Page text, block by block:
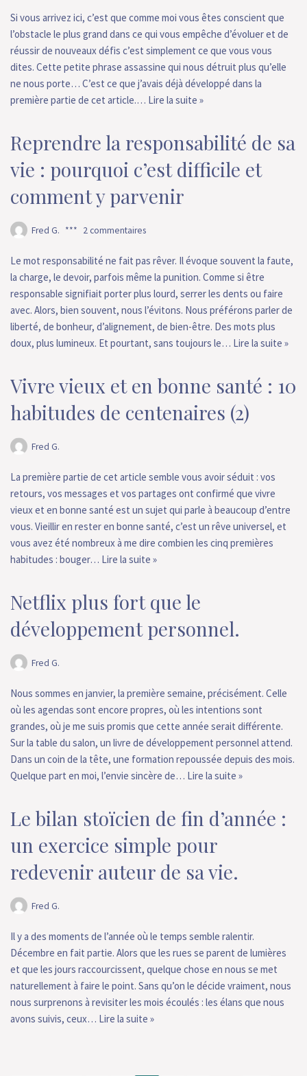
Si vous arrivez ici, c’est que comme moi vous êtes conscient que
l’obstacle le plus grand dans ce qui vous empêche d’évoluer et de
réussir de nouveaux défis c’est simplement ce que vous vous
dites. Cette petite phrase assassine qui nous détruit plus qu’elle
ne nous porte… C’est ce que j’avais déjà développé dans la
première partie de cet article.… Lire la suite »
Reprendre la responsabilité de sa
vie : pourquoi c’est difficile et
comment y parvenir
Fred G. 2 commentaires
Le mot responsabilité ne fait pas rêver. Il évoque souvent la faute,
la charge, le devoir, parfois même la punition. Comme si être
responsable signifiait porter plus lourd, serrer les dents ou faire
avec. Alors, bien souvent, nous l’évitons. Nous préférons parler de
liberté, de bonheur, d’alignement, de bien-être. Des mots plus
doux, plus lumineux. Et pourtant, sans toujours le… Lire la suite »
Vivre vieux et en bonne santé : 10
habitudes de centenaires (2)
Fred G.
La première partie de cet article semble vous avoir séduit : vos
retours, vos messages et vos partages ont confirmé que vivre
vieux et en bonne santé est un sujet qui parle à beaucoup d’entre
vous. Vieillir en rester en bonne santé, c’est un rêve universel, et
vous avez été nombreux à me dire combien les cinq premières
habitudes : bouger… Lire la suite »
Netflix plus fort que le
développement personnel.
Fred G.
Nous sommes en janvier, la première semaine, précisément. Celle
où les agendas sont encore propres, où les intentions sont
grandes, où je me suis promis que cette année serait différente.
Sur la table du salon, un livre de développement personnel attend.
Dans un coin de la tête, une formation repoussée depuis des mois.
Quelque part en moi, l’envie sincère de… Lire la suite »
Le bilan stoïcien de fin d’année :
un exercice simple pour
redevenir auteur de sa vie.
Fred G.
Il y a des moments de l’année où le temps semble ralentir.
Décembre en fait partie. Alors que les rues se parent de lumières
et que les jours raccourcissent, quelque chose en nous se met
naturellement à faire le point. Sans qu’on le décide vraiment, nous
nous surprenons à revisiter les mois écoulés : les élans que nous
avons suivis, ceux… Lire la suite »